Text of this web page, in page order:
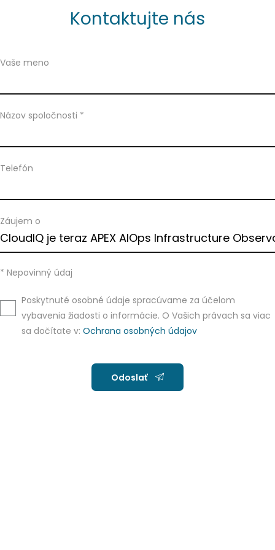
Kontaktujte nás
Vaše meno
Názov spoločnosti *
Telefón
Záujem o
* Nepovinný údaj
Poskytnuté osobné údaje spracúvame za účelom
vybavenia žiadosti o informácie. O Vašich právach sa viac
sa dočítate v: Ochrana osobných údajov
Odoslať